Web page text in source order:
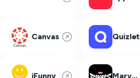
Canvas Quizlet
iFunny Marvel Rivals